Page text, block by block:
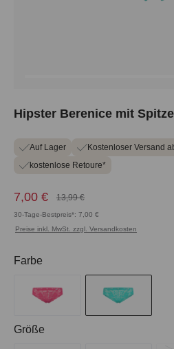
Hipster Berenice mit Spitze
Auf Lager
Kostenloser Versand
kostenlose Retoure*
7,00 € 13,99 €
30-Tage-Bestpreis*: 7,00 €
Preise inkl. MwSt. zzgl. Versandkosten
Farbe
Größe